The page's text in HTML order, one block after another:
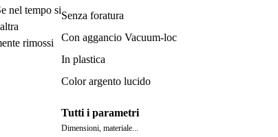
rimossi
Senza foratura
Con aggancio Vacuum-loc
In plastica
Color argento lucido
Tutti i parametri
Dimensioni, materiale...